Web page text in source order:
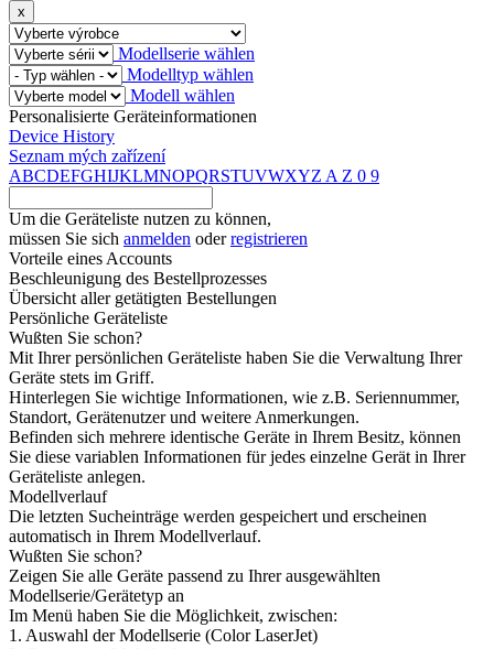
x
Modellserie wählen
Modelltyp wählen
Modell wählen
Personalisierte Geräteinformationen
Device History
Seznam mých zařízení
ABCDEFGHIJKLMNOPQRSTUVWXYZ A Z 0 9
Um die Geräteliste nutzen zu können,
müssen Sie sich anmelden oderregistrieren
Vorteile eines Accounts
Beschleunigung des Bestellprozesses
Übersicht aller getätigten Bestellungen
Persönliche Geräteliste
Wußten Sie schon?
Mit Ihrer persönlichen Geräteliste haben Sie die Verwaltung Ihrer
Geräte stets im Griff.
Hinterlegen Sie wichtige Informationen, wie z.B. Seriennummer,
Standort, Gerätenutzer und weitere Anmerkungen.
Befinden sich mehrere identische Geräte in Ihrem Besitz, können
Sie diese variablen Informationen für jedes einzelne Gerät in Ihrer
Geräteliste anlegen.
Modellverlauf
Die letzten Sucheinträge werden gespeichert und erscheinen
automatisch in Ihrem Modellverlauf.
Wußten Sie schon?
Zeigen Sie alle Geräte passend zu Ihrer ausgewählten
Modellserie/Gerätetyp an
Im Menü haben Sie die Möglichkeit, zwischen:
1. Auswahl der Modellserie (Color LaserJet)